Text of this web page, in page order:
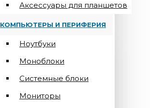
Аксессуары для планшетов
КОМПЬЮТЕРЫ И ПЕРИФЕРИЯ
Ноутбуки
Моноблоки
Системные блоки
Мониторы